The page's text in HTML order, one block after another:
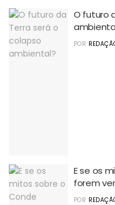
O futuro
POR
E se os
forem
POR